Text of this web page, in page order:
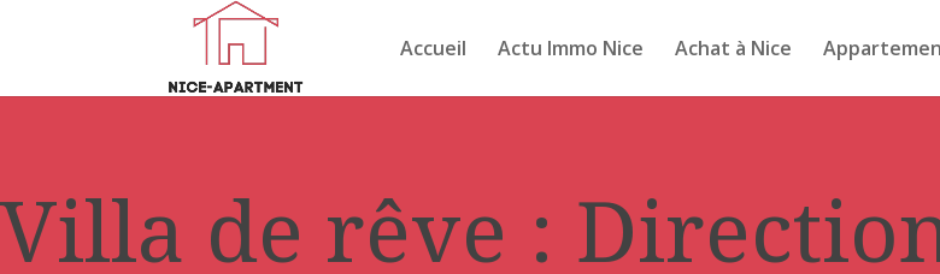
Accueil Actu Immo Nice Achat à Nice
Villa de rêve :